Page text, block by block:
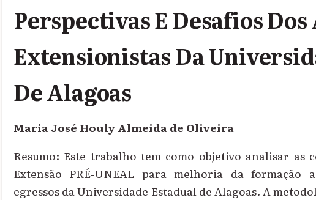
Perspectivas E Desafios
Extensionistas Da
De Alagoas
Maria José Houly Almeida de Oliveira
Resumo: Este trabalho tem como objetivo analisar as
Extensão PRÉ-UNEAL para melhoria da formação
egressos da Universidade Estadual de Alagoas. A